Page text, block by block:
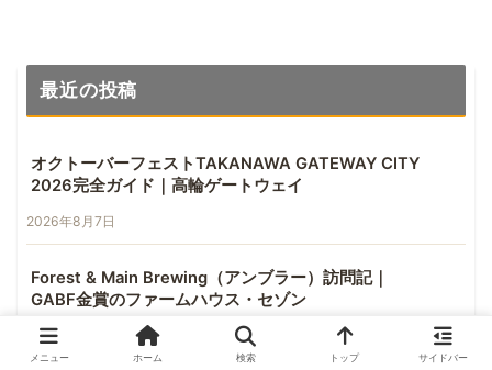
最近の投稿
オクトーバーフェストTAKANAWA GATEWAY CITY
2026完全ガイド｜高輪ゲートウェイ
2026年8月7日
Forest & Main Brewing（アンブラー）訪問記｜
GABF金賞のファームハウス・セゾン
2026年8月6日
メニュー ホーム 検索 トップ サイドバー